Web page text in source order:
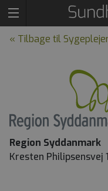
« Tilbage til
Region Syddanmark
Kresten Philipsensvej